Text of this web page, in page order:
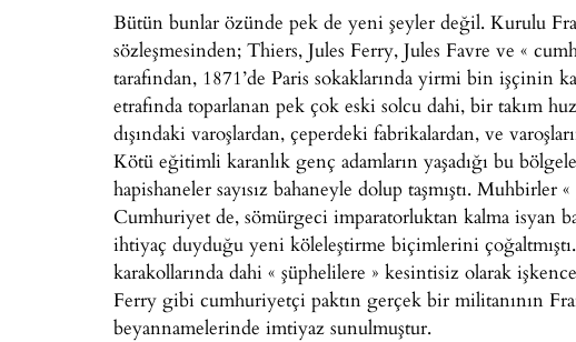
Bütün bunlar özünde pek de yeni şeyler değil. Kurulu
sözleşmesinden; Thiers, Jules Ferry, Jules Favre ve «
tarafından, 1871’de Paris sokaklarında yirmi bin işçinin
etrafında toparlanan pek çok eski solcu dahi, bir takım
dışındaki varoşlardan, çeperdeki fabrikalardan, ve
Kötü eğitimli karanlık genç adamların yaşadığı bu
hapishaneler sayısız bahaneyle dolup taşmıştı. Muhbirler
Cumhuriyet de, sömürgeci imparatorluktan kalma isyan
ihtiyaç duyduğu yeni köleleştirme biçimlerini
karakollarında dahi « şüphelilere » kesintisiz olarak
Ferry gibi cumhuriyetçi paktın gerçek bir militanının
beyannamelerinde imtiyaz sunulmuştur.